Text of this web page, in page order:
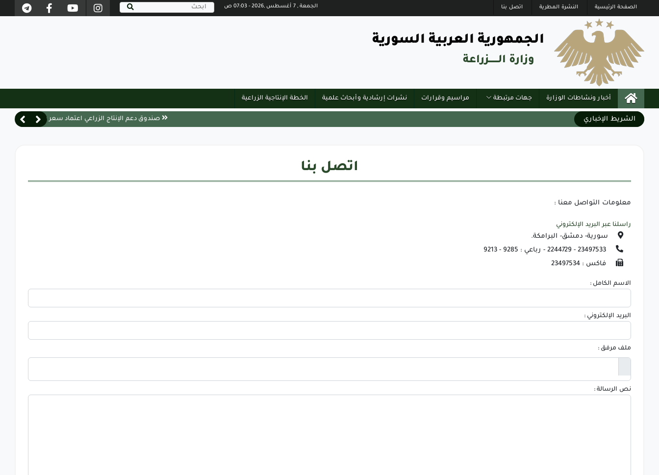
الجمعة , 7 أغسطس ,2026 - 07:03 ص الصفحة الرئيسية النشرة المطرية اتصل بنا
الجمهورية العربية السورية
وزارة الــــــزراعة
أخبار ونشاطات الوزارة جهات مرتبطة مراسيم وقرارات نشرات إرشادية وأبحاث علمية الخطة الإنتاجية الزراعية
الشريط الإخباري صندوق دعم الإنتاج الزراعي اعتماد سعر شراء محصول القطن
اتصل بنا
معلومات التواصل معنا :
راسلنا عبر البريد الإلكتروني
سورية- دمشق- البرامكة.
فاكس : 23497534
الاسم الكامل :
البريد الإلكتروني :
ملف مرفق :
نص الرسالة :